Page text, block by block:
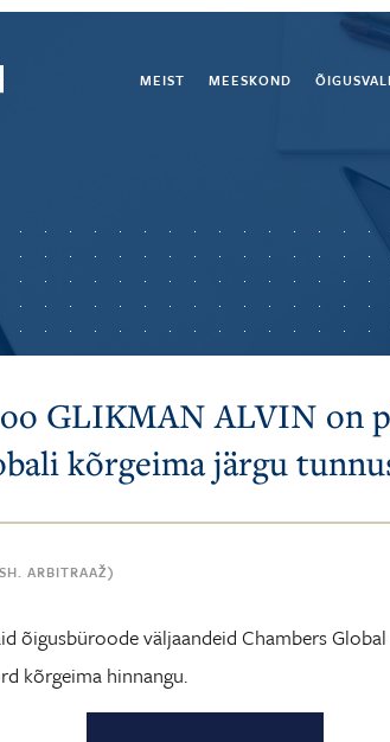
MEIST MEESKOND
GLIKMAN ALVIN on
kõrgeima järgu
ARBITRAAŽ)
õigusbüroode väljaandeid Chambers
kõrgeima hinnangu.